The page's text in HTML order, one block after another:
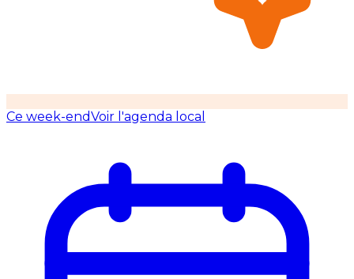
Ce week-endVoir l'agenda local